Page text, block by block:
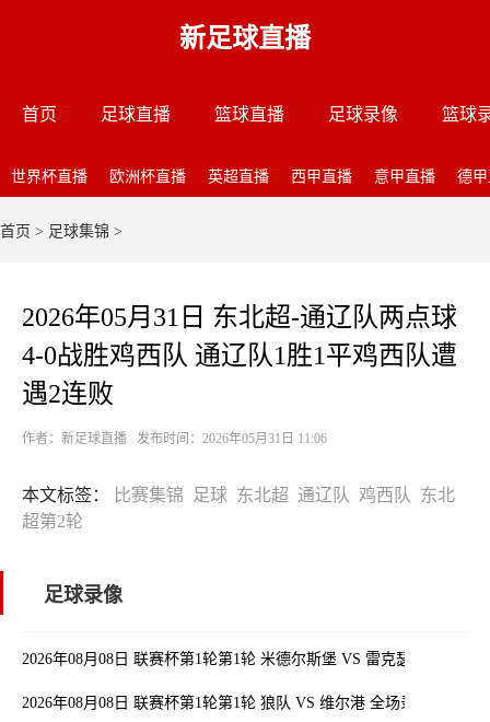
新足球直播
首页 足球直播 篮球直播 足球录像 篮球
世界杯直播 欧洲杯直播 英超直播 西甲直播 意甲直播 德
首页 > 足球集锦 >
2026年05月31日 东北超-通辽队两点球
4-0战胜鸡西队 通辽队1胜1平鸡西队遭
遇2连败
作者：新足球直播 发布时间：2026年05月31日 11:06
本文标签： 比赛集锦 足球 东北超 通辽队 鸡西队
东北
超第2轮
足球录像
2026年08月08日 联赛杯第1轮第1轮 米德尔斯堡 VS 雷克瑟姆 全场录
2026年08月08日 联赛杯第1轮第1轮 狼队 VS 维尔港 全场录像